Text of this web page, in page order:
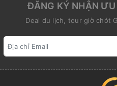
ĐĂNG KÝ NHẬN
Deal du lịch, tour giờ chót